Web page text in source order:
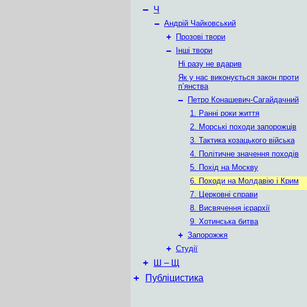
– Ч
– Андрій Чайковський
+
Прозові твори
–
Інші твори
Ні разу не вдарив
Як у нас виконується закон проти
п’янства
–
Петро Конашевич-Сагайдачний
1. Ранні роки життя
2. Морські походи запорожців
3. Тактика козацького війська
4. Політичне значення походів
5. Похід на Москву
6. Походи на Молдавію і Крим
7. Церковні справи
8. Висвячення ієрархії
9. Хотинська битва
+ Запорожжя
+ Студії
+ Ш – Щ
+ Публіцистика